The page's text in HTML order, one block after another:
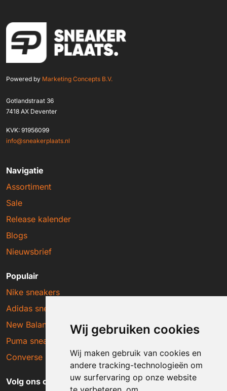
Wij gebruiken cookies
Wij maken gebruik van cookies en
andere tracking-technologieën om
uw surfervaring op onze website
Powered by Marketing Concepts B.V.
Gotlandstraat 36
7418 AX Deventer
KVK: 91956099
info@sneakerplaats.nl
Navigatie
Assortiment
Sale
Release kalender
Blogs
Nieuwsbrief
Populair
Nike sneakers
Adidas sneakers
New Balance sneakers
Puma sneakers
Converse sneakers
Volg ons op social media